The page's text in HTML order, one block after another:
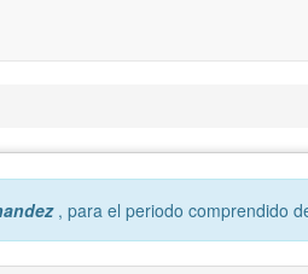
, para el periodo comprendido